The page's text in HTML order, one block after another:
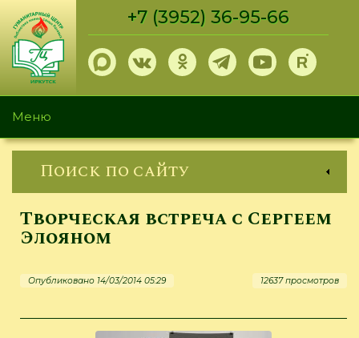
Перейти
основному
содержанию
+7 (3952) 36-95-66
Меню
Поиск по сайту
Творческая встреча с Сергеем
Элояном
Опубликовано 14/03/2014 05:29 12637 просмотров